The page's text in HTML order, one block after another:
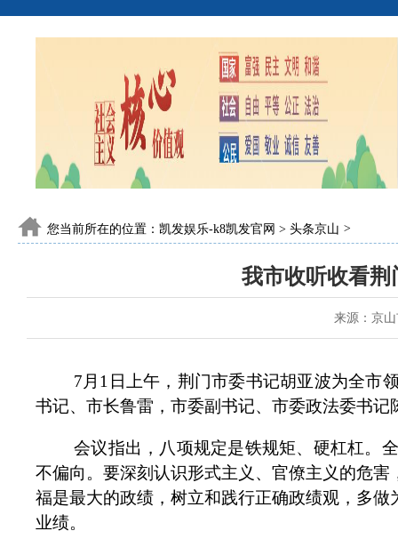
凯发官网
您当前所在的位置： 凯发娱乐-k8凯发官网 > 头条京山 >
我市收听收看
来源：京
7月1日上午，荆门市委书记胡亚波为全市
书记、市长鲁雷，市委副书记、市委政法委书
会议指出，八项规定是铁规矩、硬杠杠。
不偏向。要深刻认识形式主义、官僚主义的危
福是最大的政绩，树立和践行正确政绩观，多
业绩。